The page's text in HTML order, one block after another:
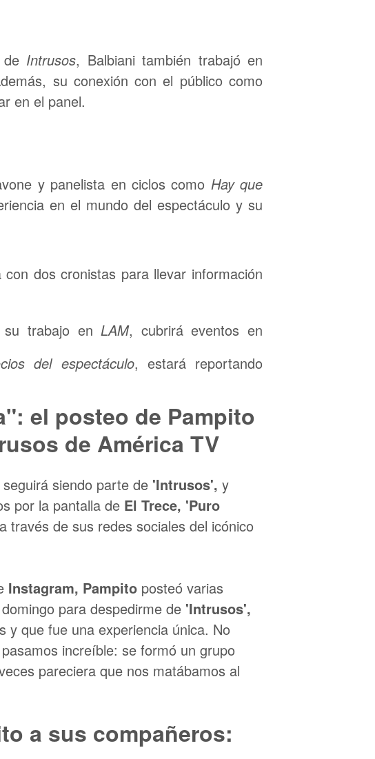
Intrusos, Balbiani también trabajó en
su conexión con el público como
en el panel.
y panelista en ciclos como Hay que
en el mundo del espectáculo y su
dos cronistas para llevar información
su trabajo enLAM, cubrirá eventos en
del espectáculo, estará reportando
el posteo de Pampito
de América TV
seguirá siendo parte de 'Intrusos', y
por la pantalla de El Trece, 'Puro
través de sus redes sociales del icónico
Instagram, Pampito posteó varias
para despedirme de 'Intrusos',
y que fue una experiencia única. No
increíble: se formó un grupo
pareciera que nos matábamos al
a sus compañeros: